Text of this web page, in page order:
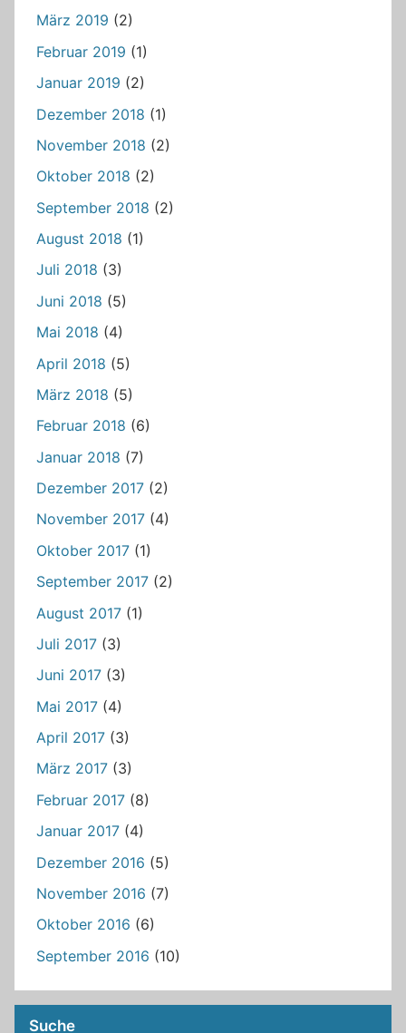
März 2019 (2)
Februar 2019 (1)
Januar 2019 (2)
Dezember 2018 (1)
November 2018 (2)
Oktober 2018 (2)
September 2018 (2)
August 2018 (1)
Juli 2018 (3)
Juni 2018 (5)
Mai 2018 (4)
April 2018 (5)
März 2018 (5)
Februar 2018 (6)
Januar 2018 (7)
Dezember 2017 (2)
November 2017 (4)
Oktober 2017 (1)
September 2017 (2)
August 2017 (1)
Juli 2017 (3)
Juni 2017 (3)
Mai 2017 (4)
April 2017 (3)
März 2017 (3)
Februar 2017 (8)
Januar 2017 (4)
Dezember 2016 (5)
November 2016 (7)
Oktober 2016 (6)
September 2016 (10)
Suche